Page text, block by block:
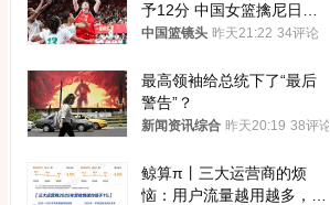
予12分 中国女篮擒尼日利
亚
中国篮镜头 昨天21:22 34评论
最高领袖给总统下了“最后
警告”？
新闻资讯综合 昨天20:19 38评论
鲸算π丨三大运营商的烦
恼：用户流量越用越多，收